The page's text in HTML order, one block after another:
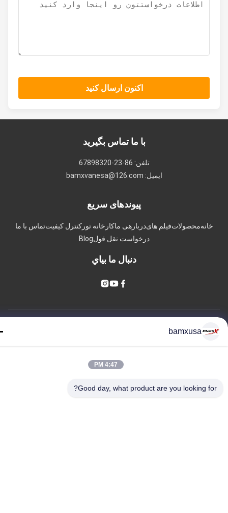
اکنون ارسال کنید
با ما تماس بگیرید
تلفن: 86-23-67898320
ایمیل: bamxvanesa@126.com
پیوندهای سریع
محصولاتفیلم هایدربارهی ماکارخانه تورکنترل کیفیتتماس با ما
درخواست نقل قول Blog
دنبال ما بياي
bamxusa
4:47 PM
Good day, what product are you looking